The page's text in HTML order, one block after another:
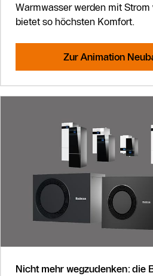
Warmwasser werden mit Strom
bietet so höchsten Komfort.
Zur Animation
Nicht mehr wegzudenken: die